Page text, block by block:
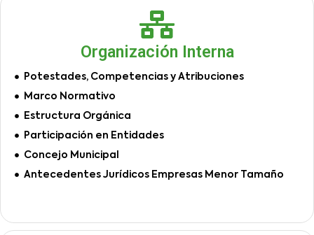
Organización Interna
Potestades, Competencias y Atribuciones
Marco Normativo
Estructura Orgánica
Participación en Entidades
Concejo Municipal
Antecedentes Jurídicos Empresas Menor Tamaño